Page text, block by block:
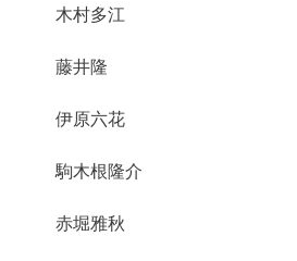
木村多江
藤井隆
伊原六花
駒木根隆介
赤堀雅秋